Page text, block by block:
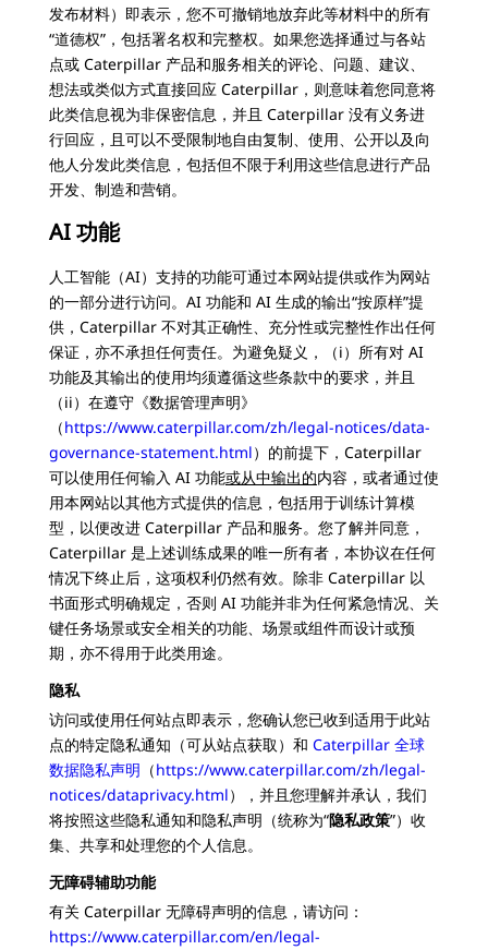
发布材料）即表示，您不可撤销地放弃此等材料中的所有
“道德权”，包括署名权和完整权。如果您选择通过与各站
点或 Caterpillar 产品和服务相关的评论、问题、建议、
想法或类似方式直接回应 Caterpillar，则意味着您同意将
此类信息视为非保密信息，并且 Caterpillar 没有义务进
行回应，且可以不受限制地自由复制、使用、公开以及向
他人分发此类信息，包括但不限于利用这些信息进行产品
开发、制造和营销。
AI 功能
人工智能（AI）支持的功能可通过本网站提供或作为网站
的一部分进行访问。AI 功能和 AI 生成的输出“按原样”提
供，Caterpillar 不对其正确性、充分性或完整性作出任何
保证，亦不承担任何责任。为避免疑义，（i）所有对 AI
功能及其输出的使用均须遵循这些条款中的要求，并且
（ii）在遵守《数据管理声明》
（https://www.caterpillar.com/zh/legal-notices/data-
governance-statement.html）的前提下，Caterpillar
可以使用任何输入 AI 功能或从中输出的内容，或者通过使
用本网站以其他方式提供的信息，包括用于训练计算模
型，以便改进 Caterpillar 产品和服务。您了解并同意，
Caterpillar 是上述训练成果的唯一所有者，本协议在任何
情况下终止后，这项权利仍然有效。除非 Caterpillar 以
书面形式明确规定，否则 AI 功能并非为任何紧急情况、关
键任务场景或安全相关的功能、场景或组件而设计或预
期，亦不得用于此类用途。
隐私
访问或使用任何站点即表示，您确认您已收到适用于此站
点的特定隐私通知（可从站点获取）和 Caterpillar 全球
数据隐私声明 （https://www.caterpillar.com/zh/legal-
notices/dataprivacy.html），并且您理解并承认，我们
将按照这些隐私通知和隐私声明（统称为“隐私政策”）收
集、共享和处理您的个人信息。
无障碍辅助功能
有关 Caterpillar 无障碍声明的信息，请访问：
https://www.caterpillar.com/en/legal-